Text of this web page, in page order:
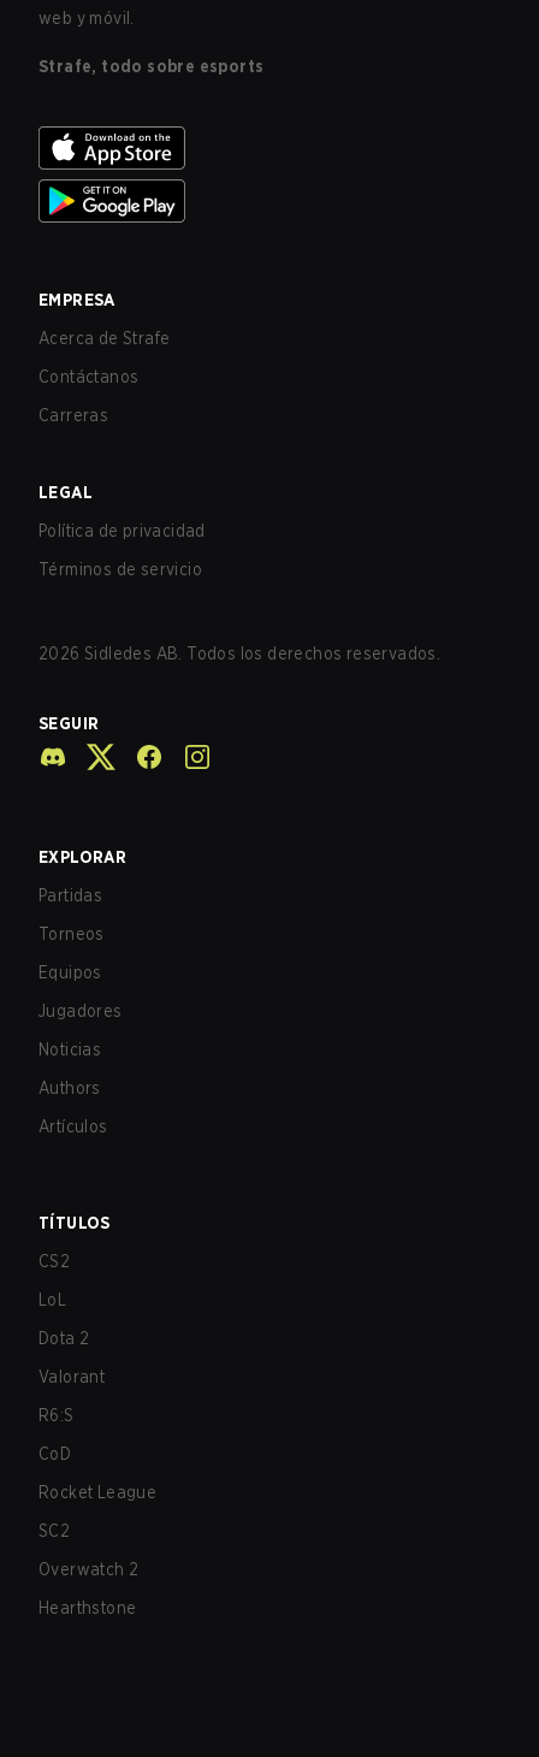
web y móvil.
Strafe, todo sobre esports
EMPRESA
Acerca de Strafe
Contáctanos
Carreras
LEGAL
Política de privacidad
Términos de servicio
2026 Sidledes AB. Todos los derechos reservados.
SEGUIR
EXPLORAR
Partidas
Torneos
Equipos
Jugadores
Noticias
Authors
Artículos
TÍTULOS
CS2
LoL
Dota 2
Valorant
R6:S
CoD
Rocket League
SC2
Overwatch 2
Hearthstone